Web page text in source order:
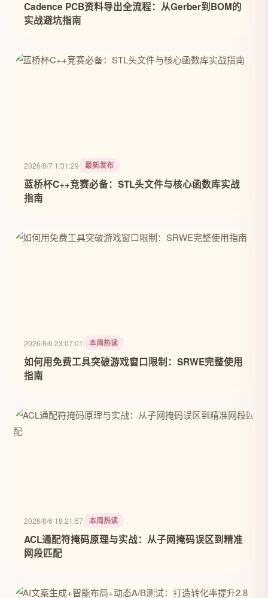
Cadence PCB资料导出全流程：从Gerber到BOM的
实战避坑指南
2026/8/7 1:31:29 最新发布
蓝桥杯C++竞赛必备：STL头文件与核心函数库实战
指南
2026/8/6 23:07:01 本周热读
如何用免费工具突破游戏窗口限制：SRWE完整使用
指南
2026/8/6 18:21:57 本周热读
ACL通配符掩码原理与实战：从子网掩码误区到精准
网段匹配